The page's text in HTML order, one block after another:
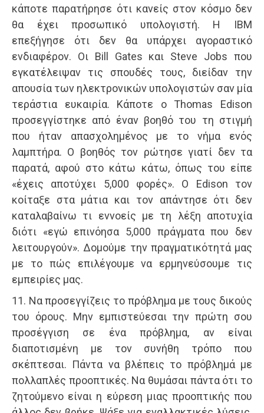
κάποτε παρατήρησε ότι κανείς στον κόσμο δεν
θα έχει προσωπικό υπολογιστή. Η ΙΒΜ
επεξήγησε ότι δεν θα υπάρχει αγοραστικό
ενδιαφέρον. Οι Bill Gates και Steve Jobs που
εγκατέλειψαν τις σπουδές τους, διείδαν την
απουσία των ηλεκτρονικών υπολογιστών σαν μία
τεράστια ευκαιρία. Κάποτε ο Thomas Edison
προσεγγίστηκε από έναν βοηθό του τη στιγμή
που ήταν απασχολημένος με το νήμα ενός
λαμπτήρα. Ο βοηθός τον ρώτησε γιατί δεν τα
παρατά, αφού στο κάτω κάτω, όπως του είπε
«έχεις αποτύχει 5,000 φορές». Ο Edison τον
κοίταξε στα μάτια και τον απάντησε ότι δεν
καταλαβαίνω τι εννοείς με τη λέξη αποτυχία
διότι «εγώ επινόησα 5,000 πράγματα που δεν
λειτουργούν». Δομούμε την πραγματικότητά μας
με το πώς επιλέγουμε να ερμηνεύσουμε τις
εμπειρίες μας.
11. Να προσεγγίζεις το πρόβλημα με τους δικούς
του όρους. Μην εμπιστεύεσαι την πρώτη σου
προσέγγιση σε ένα πρόβλημα, αν είναι
διαποτισμένη με τον συνήθη τρόπο που
σκέπτεσαι. Πάντα να βλέπεις το πρόβλημά με
πολλαπλές προοπτικές. Να θυμάσαι πάντα ότι το
ζητούμενο είναι η εύρεση μιας προοπτικής που